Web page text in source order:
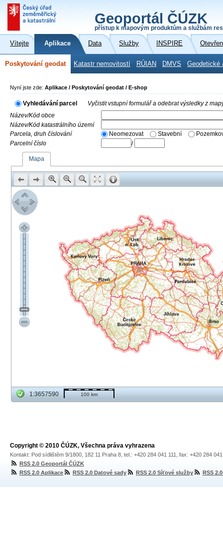
Geoportál ČÚZK
přístup k mapovým produktům a službám
Vítejte Aplikace Data Služby INSPIRE
Poskytování geodat Katastr nemovitostí RÚIAN DMVS Geodetické
Nyní jste zde: Aplikace / Poskytování geodat / E-shop
Vyhledávání parcel
Vyčistit vstupní formulář a odebrat výsledky z
Název/Kód obce
Název/Kód katastrálního území
Parcela, druh číslování
Neomezovat Stavební
Parcelní číslo
/
Mapa
1:3657590 100 km
Copyright © 2010 ČÚZK, Všechna práva vyhrazena
Kontakt: Pod sídlištěm 9/1800, 182 11 Praha 8, tel.: +420 284 041 111, fax: +420 284
RSS 2.0 Geoportál ČÚZK
RSS 2.0 Aplikace
RSS 2.0 Datové sady RSS 2.0 Síťové služby RSS